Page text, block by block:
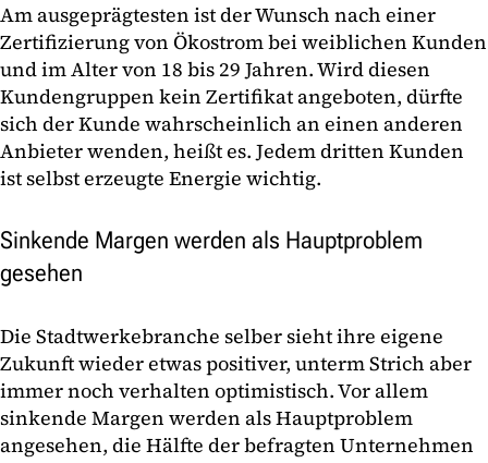
Am ausgeprägtesten ist der Wunsch nach einer
Zertifizierung von Ökostrom bei weiblichen Kunden
und im Alter von 18 bis 29 Jahren. Wird diesen
Kundengruppen kein Zertifikat angeboten, dürfte
sich der Kunde wahrscheinlich an einen anderen
Anbieter wenden, heißt es. Jedem dritten Kunden
ist selbst erzeugte Energie wichtig.
Sinkende Margen werden als Hauptproblem
gesehen
Die Stadtwerkebranche selber sieht ihre eigene
Zukunft wieder etwas positiver, unterm Strich aber
immer noch verhalten optimistisch. Vor allem
sinkende Margen werden als Hauptproblem
angesehen, die Hälfte der befragten Unternehmen